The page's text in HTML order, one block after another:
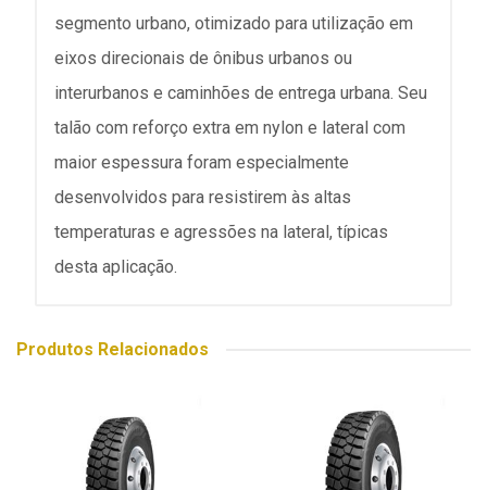
segmento urbano, otimizado para utilização em
eixos direcionais de ônibus urbanos ou
interurbanos e caminhões de entrega urbana. Seu
talão com reforço extra em nylon e lateral com
maior espessura foram especialmente
desenvolvidos para resistirem às altas
temperaturas e agressões na lateral, típicas
desta aplicação.
Produtos Relacionados